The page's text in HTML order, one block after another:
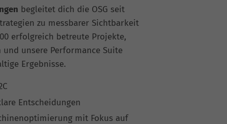
begleitet dich die OSG seit
zu messbarer Sichtbarkeit
erfolgreich betreute Projekte,
unsere Performance Suite
Ergebnisse.
Entscheidungen
mit Fokus auf